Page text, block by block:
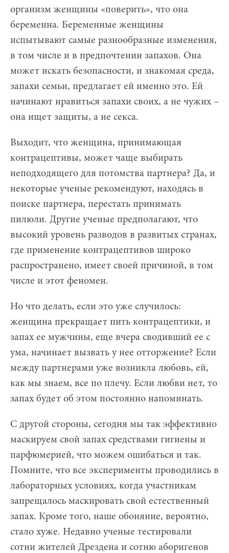
организм женщины «поверить», что она
беременна. Беременные женщины
испытывают самые разнообразные изменения,
в том числе и в предпочтении запахов. Она
может искать безопасности, и знакомая среда,
запахи семьи, предлагает ей именно это. Ей
начинают нравиться запахи своих, а не чужих –
она ищет защиты, а не секса.
Выходит, что женщина, принимающая
контрацептивы, может чаще выбирать
неподходящего для потомства партнера? Да, и
некоторые ученые рекомендуют, находясь в
поиске партнера, перестать принимать
пилюли. Другие ученые предполагают, что
высокий уровень разводов в развитых странах,
где применение контрацептивов широко
распространено, имеет своей причиной, в том
числе и этот феномен.
Но что делать, если это уже случилось:
женщина прекращает пить контрацептики, и
запах ее мужчины, еще вчера сводивший ее с
ума, начинает вызвать у нее отторжение? Если
между партнерами уже возникла любовь, ей,
как мы знаем, все по плечу. Если любви нет, то
запах будет об этом постоянно напоминать.
С другой стороны, сегодня мы так эффективно
маскируем свой запах средствами гигиены и
парфюмерией, что можем ошибаться и так.
Помните, что все эксперименты проводились в
лабораторных условиях, когда участникам
запрещалось маскировать свой естественный
запах. Кроме того, наше обоняние, вероятно,
стало хуже. Недавно ученые тестировали
сотни жителей Дрездена и сотню аборигенов